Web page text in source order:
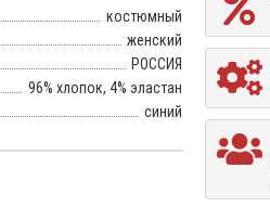
костюмный
женский
РОССИЯ
96% хлопок, 4% эластан
синий